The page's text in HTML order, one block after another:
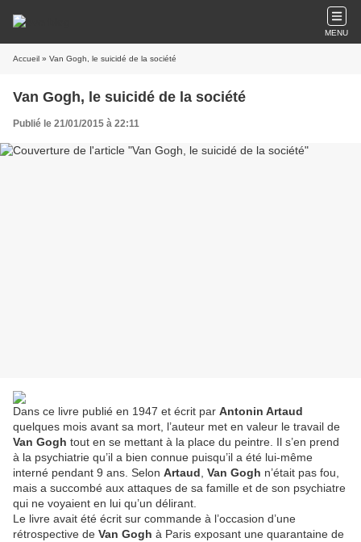
MENU
Accueil » Van Gogh, le suicidé de la société
Van Gogh, le suicidé de la société
Publié le 21/01/2015 à 22:11
Dans ce livre publié en 1947 et écrit par Antonin Artaud
quelques mois avant sa mort, l’auteur met en valeur le travail de
Van Gogh tout en se mettant à la place du peintre. Il s’en prend
à la psychiatrie qu’il a bien connue puisqu’il a été lui-même
interné pendant 9 ans. Selon Artaud Van Gogh n’était pas fou,
mais a succombé aux attaques de sa famille et de son psychiatre
qui ne voyaient en lui qu’un délirant.
Le livre avait été écrit sur commande à l’occasion d’une
rétrospective de Van Gogh à Paris exposant une quarantaine de